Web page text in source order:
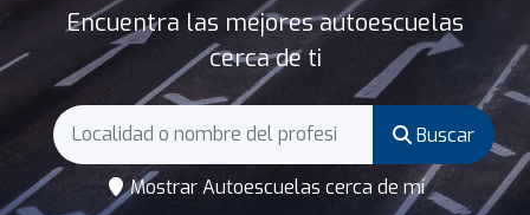
Encuentra las mejores autoescuelas
cerca de ti
Buscar
Mostrar Autoescuelas cerca de mí